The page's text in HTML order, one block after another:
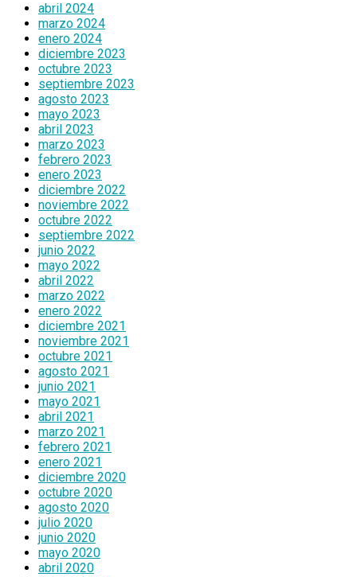
abril 2024
marzo 2024
enero 2024
diciembre 2023
octubre 2023
septiembre 2023
agosto 2023
mayo 2023
abril 2023
marzo 2023
febrero 2023
enero 2023
diciembre 2022
noviembre 2022
octubre 2022
septiembre 2022
junio 2022
mayo 2022
abril 2022
marzo 2022
enero 2022
diciembre 2021
noviembre 2021
octubre 2021
agosto 2021
junio 2021
mayo 2021
abril 2021
marzo 2021
febrero 2021
enero 2021
diciembre 2020
octubre 2020
agosto 2020
julio 2020
junio 2020
mayo 2020
abril 2020